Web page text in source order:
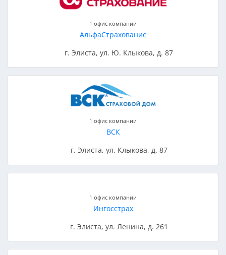
1 офис компании
АльфаСтрахование
г. Элиста, ул. Ю. Клыкова, д. 87
1 офис компании
ВСК
г. Элиста, ул. Клыкова, д. 87
1 офис компании
Ингосстрах
г. Элиста, ул. Ленина, д. 261